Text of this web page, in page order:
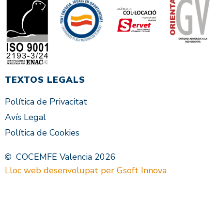
TEXTOS LEGALS
Política de Privacitat
Avís Legal
Política de Cookies
COCEMFE Valencia 2026
Lloc web desenvolupat per Gsoft Innova